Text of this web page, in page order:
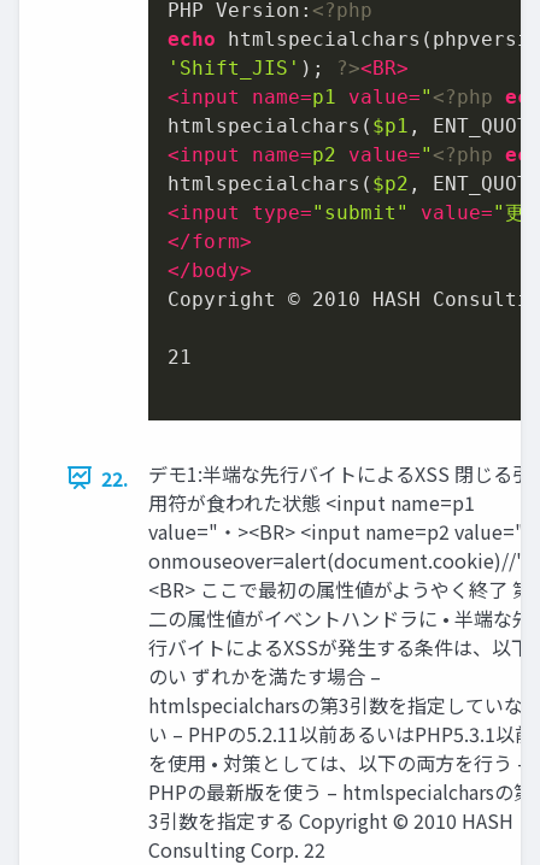
PHP Version: <?php
echo
'Shift_JIS' ); ?><BR>
<input name=p1 value=" <?php
htmlspecialchars( $p1 ,
<input name=p2 value=" <?php
htmlspecialchars( $p2 ,
<input type="submit" value="更
</form>
</body>
Copyright © 2010 HASH
21
22.
デモ1:半端な先行バイトによるXSS 閉じる引
用符が食われた状態 <input name=p1
value="・><BR> <input name=p2 value="
onmouseover=alert(document.cookie)//">
<BR> ここで最初の属性値がようやく終了 第
二の属性値がイベントハンドラに • 半端な先
行バイトによるXSSが発生する条件は、以下
のい ずれかを満たす場合 –
htmlspecialcharsの第3引数を指定していな
い – PHPの5.2.11以前あるいはPHP5.3.1以前
を使用 • 対策としては、以下の両方を行う –
PHPの最新版を使う – htmlspecialcharsの第
3引数を指定する Copyright © 2010 HASH
Consulting Corp. 22